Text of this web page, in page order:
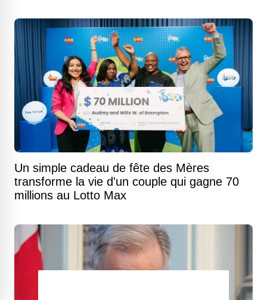
Un simple cadeau de fête des Mères
transforme la vie d'un couple qui gagne 70
millions au Lotto Max